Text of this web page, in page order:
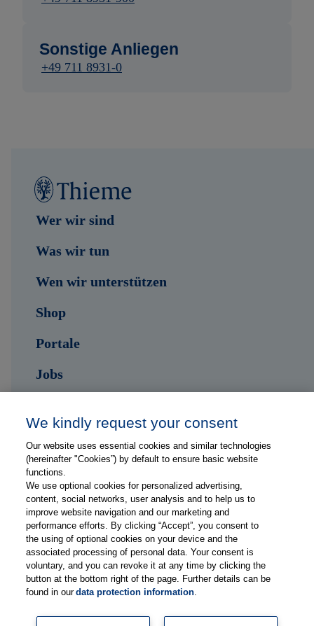
Sonstige Anliegen
+49 711 8931-0
Wer wir sind
Was wir tun
Wen wir unterstützen
Shop
Portale
Jobs
Folge uns auf ...
Impressum
Datenschutzerklärung
FAQs
We kindly request your consent
Our website uses essential cookies and similar technologies
(hereinafter "Cookies”) by default to ensure basic website
functions.
We use optional cookies for personalized advertising,
content, social networks, user analysis and to help us to
improve website navigation and our marketing and
performance efforts. By clicking “Accept”, you consent to
the using of optional cookies on your device and the
associated processing of personal data. Your consent is
voluntary, and you can revoke it at any time by clicking the
button at the bottom right of the page. Further details can be
found in ourdata protection information.